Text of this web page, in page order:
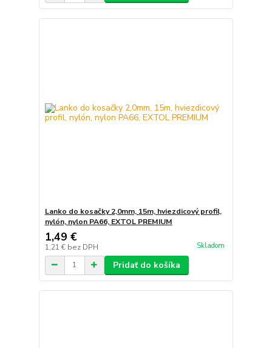
Lanko do kosačky 2,0mm, 15m, hviezdicový profil,
nylón, nylon PA66, EXTOL PREMIUM
1,49 €
1,21 € bez DPH Skladom
Pridať do košíka